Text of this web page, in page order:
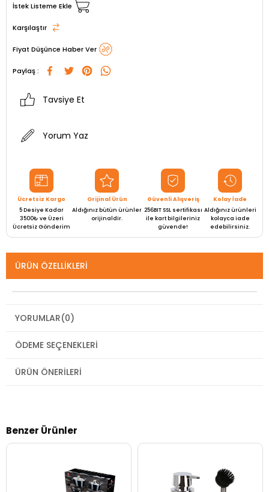
İstek Listeme Ekle
Karşılaştır
Fiyat Düşünce Haber Ver
Paylaş :
Tavsiye Et
Yorum Yaz
Ücretsiz Kargo
5 Desiye Kadar
3500₺ ve Üzeri
Ücretsiz Gönderim
Orijinal Ürün
Aldığınız bütün ürünler
orijinaldir.
Güvenli Alışveriş
256BIT SSL sertifikası
ile kart bilgileriniz
güvende!
Kolay İade
Aldığınız ürünleri
kolayca iade
edebilirsiniz.
ÜRÜN ÖZELLIKLERI
YORUMLAR(0)
ÖDEME SEÇENEKLERI
ÜRÜN ÖNERILERI
Benzer Ürünler